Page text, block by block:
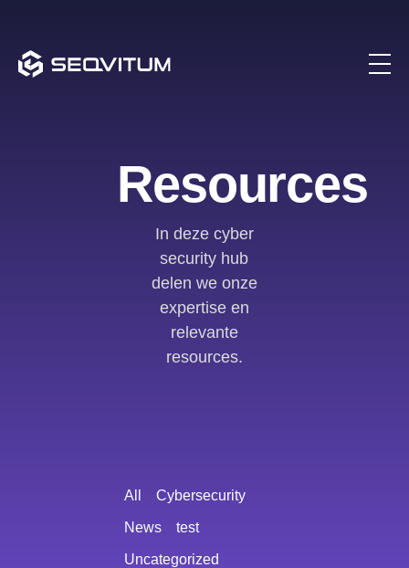
Resources
In deze cyber
security hub
delen we onze
expertise en
relevante
resources.
Cybersecurity
News test
Uncategorized
All